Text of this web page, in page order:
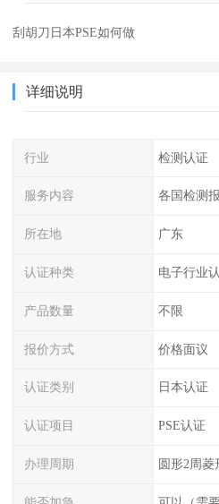
刮胡刀日本PSE如何做
详细说明
行业 检测认证
服务内容 各国检测
所在地 广东
认证种类 电子行业
产品数量 不限
报价方式 价格面议
认证类别 日本认证
认证项目 PSE认证
办理周期 圆形2周菱